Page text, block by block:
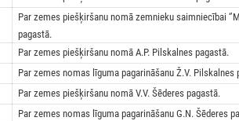
Par zemes piešķiršanu nomā zemnieku saimniecībai
pagastā.
Par zemes piešķiršanu nomā A.P. Pilskalnes pagastā.
Par zemes nomas līguma pagarināšanu Ž.V. Pilskalnes
Par zemes piešķiršanu nomā V.V. Šēderes pagastā.
Par zemes nomas līguma pagarināšanu G.N. Šēderes